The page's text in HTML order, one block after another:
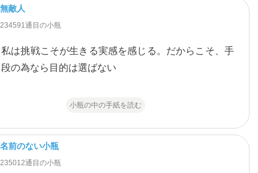
無敵人
234591通目の小瓶
私は挑戦こそが生きる実感を感じる。だからこそ、手
段の為なら目的は選ばない
小瓶の中の手紙を読む
名前のない小瓶
235012通目の小瓶